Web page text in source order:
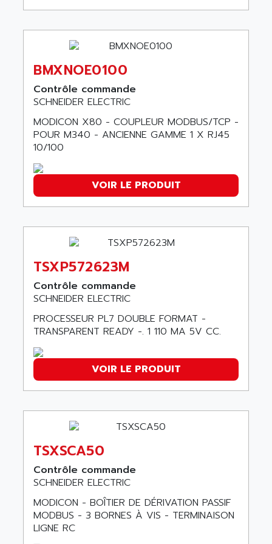
DGN
BULLETIN 160
SIMATIC S5 101U
FX SERIE
VEA
CONTROL LOGIX
VERSAMAX
POSMO
SIMATIC TI505
PMC 1000
ACS400
584S
LEXIUM 15
SAFETY RELAY
COMBIVERT F4
SÉRIE 1000
AZM
PANELVIEW PLUS
PANEL VIEW 550
S4-S4C-S4C+
E-ME-T
MICROLOGIX
ROTOVAR
AS-I
AOIP
APACER
APC
APE
APELEC
APEM
APLEX TECHNOLOGY
APOTEKA
APPARATEBAU HUNDSBACH
APPLICOM
APPLIED MATERIALS
APPLIED ROBOTICS
APRIL
APS
APTOR
APV
AQUA SMART
AQUAFINE
AQUALYSE
AQUAMED
AQUAMETRO
AQUASET
BMXNOE0100
Contrôle commande
SCHNEIDER ELECTRIC
MODICON X80 - COUPLEUR MODBUS/TCP -
POUR M340 - ANCIENNE GAMME 1 X RJ45
10/100
VOIR LE PRODUIT
TSXP572623M
Contrôle commande
SCHNEIDER ELECTRIC
PROCESSEUR PL7 DOUBLE FORMAT -
TRANSPARENT READY -. 1 110 MA 5V CC.
VOIR LE PRODUIT
TSXSCA50
Contrôle commande
SCHNEIDER ELECTRIC
MODICON - BOÎTIER DE DÉRIVATION PASSIF
MODBUS - 3 BORNES À VIS - TERMINAISON
LIGNE RC